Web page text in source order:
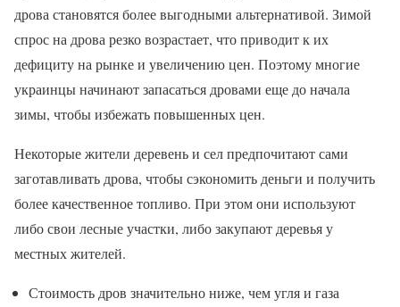
дрова становятся более выгодными альтернативой. Зимой
спрос на дрова резко возрастает, что приводит к их
дефициту на рынке и увеличению цен. Поэтому многие
украинцы начинают запасаться дровами еще до начала
зимы, чтобы избежать повышенных цен.
Некоторые жители деревень и сел предпочитают сами
заготавливать дрова, чтобы сэкономить деньги и получить
более качественное топливо. При этом они используют
либо свои лесные участки, либо закупают деревья у
местных жителей.
Стоимость дров значительно ниже, чем угля и газа